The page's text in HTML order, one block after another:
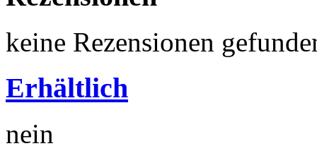
keine Rezensionen
Erhältlich
nein